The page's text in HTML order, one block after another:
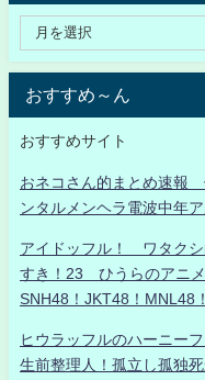
おすすめ～ん
おすすめサイト
おネコさん的まとめ速報
ンタルメンヘラ電波中年
アイドッフル！ ワタク
すき！23 ひうらのアニ
SNH48！JKT48！MNL48
ヒウラッフルのハーニー
生前整理人！孤立し孤独